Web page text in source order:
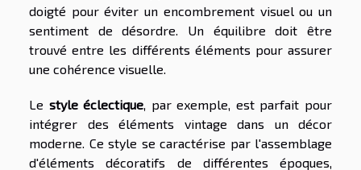
doigté pour éviter un encombrement visuel ou un
sentiment de désordre. Un équilibre doit être
trouvé entre les différents éléments pour assurer
une cohérence visuelle.
Le style éclectique, par exemple, est parfait pour
intégrer des éléments vintage dans un décor
moderne. Ce style se caractérise par l'assemblage
d'éléments décoratifs de différentes époques,